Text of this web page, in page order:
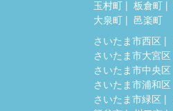
玉村町
板倉町
大泉町
邑楽町
さいたま市西区
さいたま市大宮区
さいたま市中央区
さいたま市浦和区
さいたま市緑区